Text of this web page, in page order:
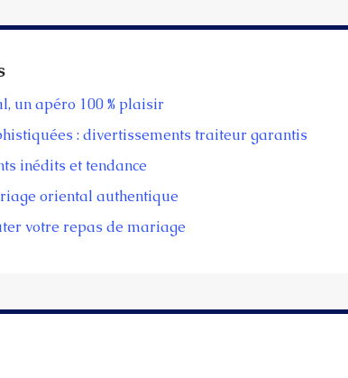
un apéro 100 % plaisir
: divertissements traiteur garantis
inédits et tendance
oriental authentique
votre repas de mariage